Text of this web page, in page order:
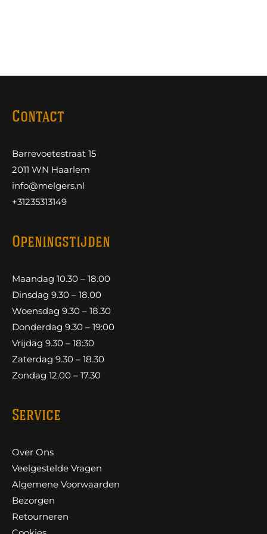
Contact
Barrevoetestraat 15
2011 WN Haarlem
info@melgers.nl
+31235313149
Openingstijden
Maandag 10.30 – 18.00
Dinsdag 9.30 – 18.00
Woensdag 9.30 – 18.30
Donderdag 9.30 – 19:00
Vrijdag 9.30 – 18:30
Zaterdag 9.30 – 18.30
Zondag 12.00 – 17.30
Service
Over Ons
Veelgestelde Vragen
Algemene Voorwaarden
Bezorgen
Retourneren